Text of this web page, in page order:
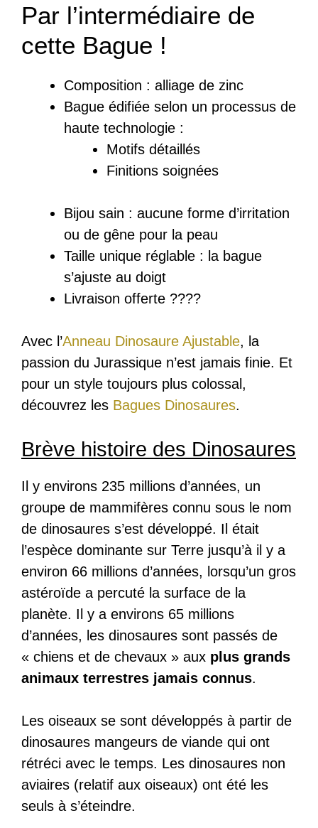
Par l’intermédiaire de
cette Bague !
Composition : a lliage de zinc
Bague édifiée selon un processus de
haute technologie :
Motifs détaillés
Finitions soignées
Bijou sain : aucune forme d’irritation
ou de gêne pour la peau
Taille unique réglable : la bague
s’ajuste au doigt
Livraison offerte ????
Avec l’Anneau Dinosaure Ajustable, la
passion du Jurassique n’est jamais finie. Et
pour un style toujours plus colossal,
découvrez les Bagues Dinosaures.
Brève histoire des Dinosaures
Il y environs 235 millions d’années, un
groupe de mammifères connu sous le nom
de dinosaures s’est développé. Il était
l’espèce dominante sur Terre jusqu’à il y a
environ 66 millions d’années, lorsqu’un gros
astéroïde a percuté la surface de la
planète. Il y a environs 65 millions
d’années, les dinosaures sont passés de
« chiens et de chevaux » aux plus grands
animaux terrestres jamais connus.
Les oiseaux se sont développés à partir de
dinosaures mangeurs de viande qui ont
rétréci avec le temps. Les dinosaures non
aviaires (relatif aux oiseaux) ont été les
seuls à s’éteindre.